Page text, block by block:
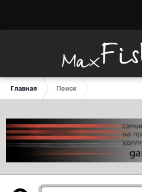
Главная Поиск